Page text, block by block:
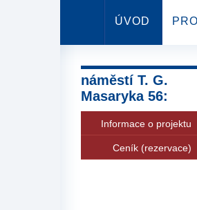
ÚVOD
náměstí T. G.
Masaryka 56:
Informace o projektu
Ceník (rezervace)